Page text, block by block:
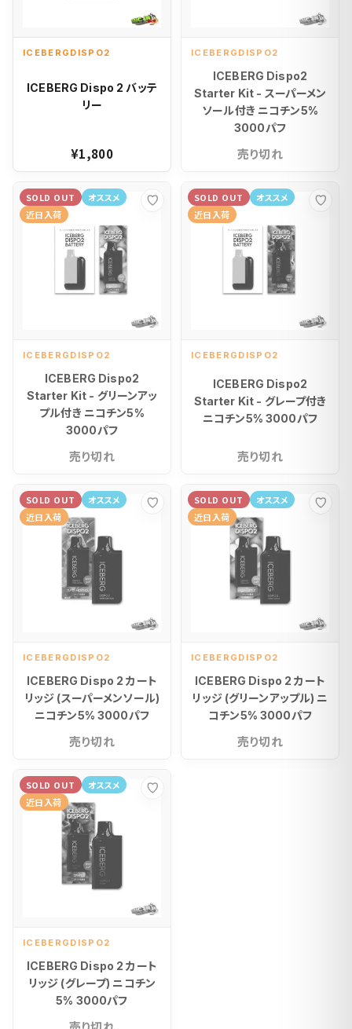
ICEBERGDISPO2
ICEBERG Dispo 2 バッテ
リー
¥1,800
ICEBERGDISPO2
ICEBERG Dispo2
Starter Kit - スーパーメン
ソール付き ニコチン5%
3000パフ
売り切れ
お気に入り
ICEBERGDISPO2
ICEBERG Dispo2
Starter Kit - グリーンアッ
プル付き ニコチン5%
3000パフ
売り切れ
SOLD OUT
オススメ
近日入荷
お気
ICEBERGDISPO2
ICEBERG Dispo2
Starter Kit - グレープ付き
ニコチン5% 3000パフ
売り切れ
SOLD OUT
オススメ
近日入荷
お気に入り
ICEBERGDISPO2
ICEBERG Dispo 2 カート
リッジ (スーパーメンソール)
ニコチン5% 3000パフ
売り切れ
SOLD OUT
オススメ
近日入荷
お気
ICEBERGDISPO2
ICEBERG Dispo 2 カート
リッジ (グリーンアップル) ニ
コチン5% 3000パフ
売り切れ
SOLD OUT
オススメ
近日入荷
お気に入り
ICEBERGDISPO2
ICEBERG Dispo 2 カート
リッジ (グレープ) ニコチン
5% 3000パフ
SOLD OUT
オススメ
近日入荷